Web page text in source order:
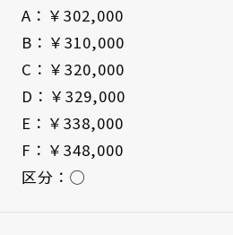
A：￥302,000
B：￥310,000
C：￥320,000
D：￥329,000
E：￥338,000
F：￥348,000
区分：◯